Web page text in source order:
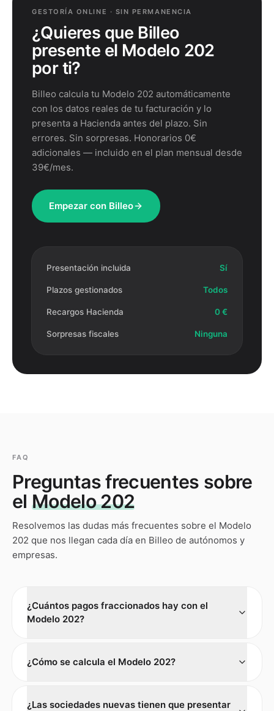
GESTORÍA ONLINE · SIN PERMANENCIA
¿Quieres que Billeo
presente el Modelo 202
por ti?
Billeo calcula tu Modelo 202 automáticamente
con los datos reales de tu facturación y lo
presenta a Hacienda antes del plazo. Sin
errores. Sin sorpresas. Honorarios 0€
adicionales — incluido en el plan mensual desde
39€/mes.
Empezar con Billeo
Presentación incluida Sí
Plazos gestionados Todos
Recargos Hacienda 0 €
Sorpresas fiscales Ninguna
FAQ
Preguntas frecuentes sobre
el Modelo 202
Resolvemos las dudas más frecuentes sobre el Modelo
202 que nos llegan cada día en Billeo de autónomos y
empresas.
¿Cuántos pagos fraccionados hay con el
Modelo 202?
¿Cómo se calcula el Modelo 202?
¿Las sociedades nuevas tienen que presentar